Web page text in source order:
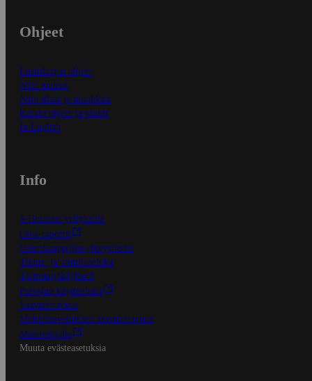
Ohjeet
Ensitilaajan ohjeet
Näin maksat
Näin tilaat ja muokkaat
Kaikki ohjeet ja vinkit
In English
Info
S-Business yrityksille
Oiva-raportit
Osuuskauppojen yhteystiedot
Tilaus- ja toimitusehdot
Tietosuojakäytäntö
Palvelun käyttöehdot
Saavutettavuus
Mobiilisovelluksen saavutettavuus
Mainostajalle
Muuta evästeasetuksia